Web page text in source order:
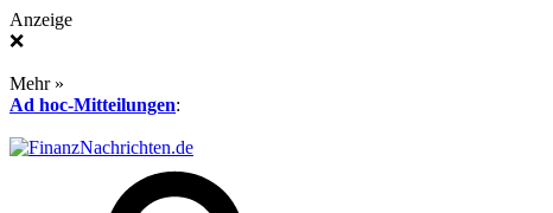
Anzeige
❌
Mehr »
Ad hoc-Mitteilungen: